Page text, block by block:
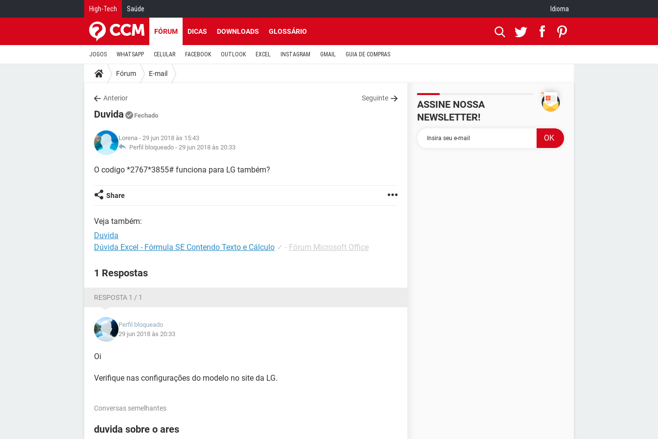
High-Tech Saúde Idioma
FÓRUM DICAS DOWNLOADS GLOSSÁRIO
JOGOS WHATSAPP CELULAR FACEBOOK OUTLOOK EXCEL INSTAGRAM GMAIL GUIA DE COMPRAS
Fórum E-mail
Anterior Seguinte
Duvida Fechado
Lorena - 29 jun 2018 às 15:43
Perfil bloqueado - 29 jun 2018 às 20:33
O codigo *2767*3855# funciona para LG também?
Share
Veja também:
Duvida
Dúvida Excel - Fórmula SE Contendo Texto e Cálculo ✓ - Fórum Microsoft Office
1 Respostas
RESPOSTA 1 / 1
Perfil bloqueado
29 jun 2018 às 20:33
Oi
Verifique nas configurações do modelo no site da LG.
Conversas semelhantes
duvida sobre o ares
ASSINE NOSSA
NEWSLETTER!